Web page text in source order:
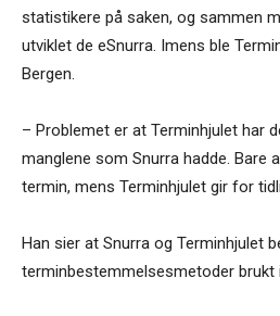
statistikere på saken, og sammen
utviklet de eSnurra. Imens ble
Bergen.
– Problemet er at Terminhjulet har
manglene som Snurra hadde. Bare
termin, mens Terminhjulet gir for
Han sier at Snurra og Terminhjulet
terminbestemmelsesmetoder brukt